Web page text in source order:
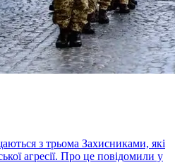
з трьома Захисниками, які
агресії. Про це повідомили у